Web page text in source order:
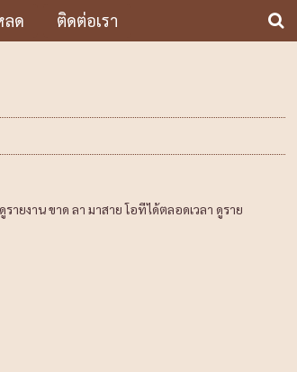
ลด ติดต่อเรา
ยงาน ขาด ลา มาสาย โอทีได้ตลอดเวลา ดูราย